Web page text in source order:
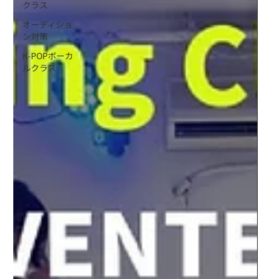
クラス
オーディショ
ン対策
K-POPボーカ
ルクラス